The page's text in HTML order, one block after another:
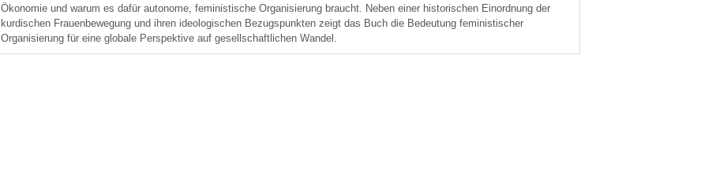
Ökonomie und warum es dafür autonome, feministische Organisierung braucht. Neben einer historischen Einordnung der
kurdischen Frauenbewegung und ihren ideologischen Bezugspunkten zeigt das Buch die Bedeutung feministischer
Organisierung für eine globale Perspektive auf gesellschaftlichen Wandel.